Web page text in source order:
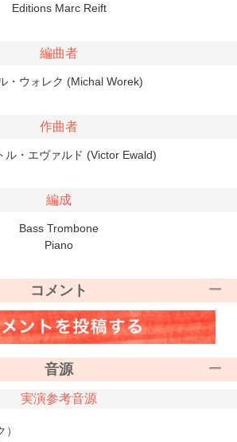
Editions Marc Reift
編曲者
・ウォレク (Michal Worek)
作曲者
ル・エヴァルド (Victor Ewald)
編成
Bass Trombone
Piano
コメント
音源
実演参考音源